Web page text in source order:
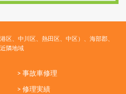
区、中川区、熱田区、中区）、海部郡、
隣地域
> 事故車修理
> 修理実績